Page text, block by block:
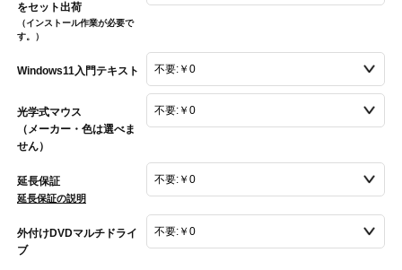
をセット出荷
（インストール作業が必要で
す。）
Windows11入門テキスト
光学式マウス
（メーカー・色は選べま
せん）
延長保証
延長保証の説明
外付けDVDマルチドライ
ブ